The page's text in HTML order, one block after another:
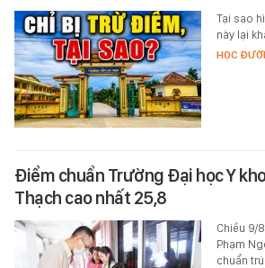
Tại sao
này lại
HỌC
Điểm chuẩn Trường Đại học Y
Thạch cao nhất 25,8
Chiều 9/
Phạm
chuẩn